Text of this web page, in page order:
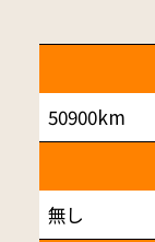
50900km
無し